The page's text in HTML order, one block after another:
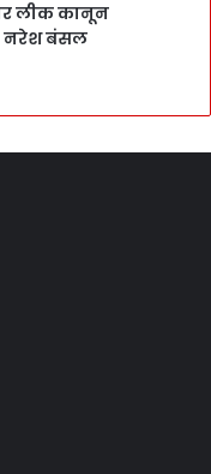
लीक कानून
नरेश बंसल